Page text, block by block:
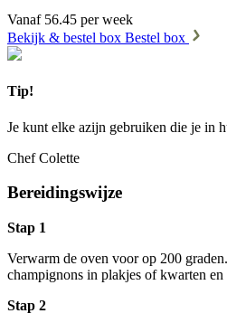
Vanaf 56.45 per week
Bekijk & bestel box Bestel box
Tip!
Je kunt elke azijn gebruiken die je in
Chef Colette
Bereidingswijze
Stap 1
Verwarm de oven voor op 200
champignons in plakjes of kwarten
Stap 2